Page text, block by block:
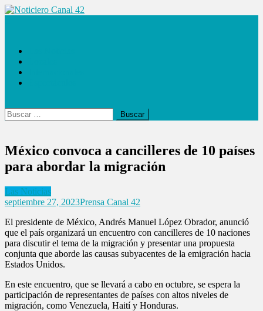
Saltar
Buscar:
México convoca a cancilleres de 10 países
para abordar la migración
Las Noticias
septiembre 27, 2023Prensa Canal 42
El presidente de México, Andrés Manuel López Obrador, anunció
que el país organizará un encuentro con cancilleres de 10 naciones
para discutir el tema de la migración y presentar una propuesta
conjunta que aborde las causas subyacentes de la emigración hacia
Estados Unidos.
En este encuentro, que se llevará a cabo en octubre, se espera la
participación de representantes de países con altos niveles de
migración, como Venezuela, Haití y Honduras.